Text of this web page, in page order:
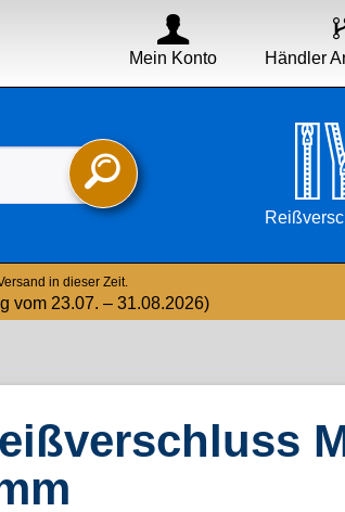
Mein Konto Händler

in dieser Zeit.
vom 23.07. – 31.08.2026)